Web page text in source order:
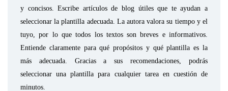
y concisos. Escribe artículos de blog útiles que te ayudan a
seleccionar la plantilla adecuada. La autora valora su tiempo y el
tuyo, por lo que todos los textos son breves e informativos.
Entiende claramente para qué propósitos y qué plantilla es la
más adecuada. Gracias a sus recomendaciones, podrás
seleccionar una plantilla para cualquier tarea en cuestión de
minutos.